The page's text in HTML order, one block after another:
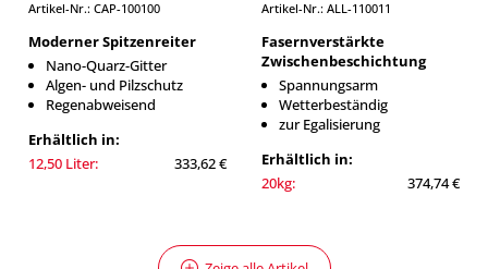
Artikel-Nr.: CAP-100100
Moderner Spitzenreiter
Nano-Quarz-Gitter
Algen- und Pilzschutz
Regenabweisend
Erhältlich in:
12,50 Liter:
333,62 €
Artikel-Nr.: ALL-110011
Fasernverstärkte
Zwischenbeschichtung
Spannungsarm
Wetterbeständig
zur Egalisierung
Erhältlich in:
20kg:
374,74 €